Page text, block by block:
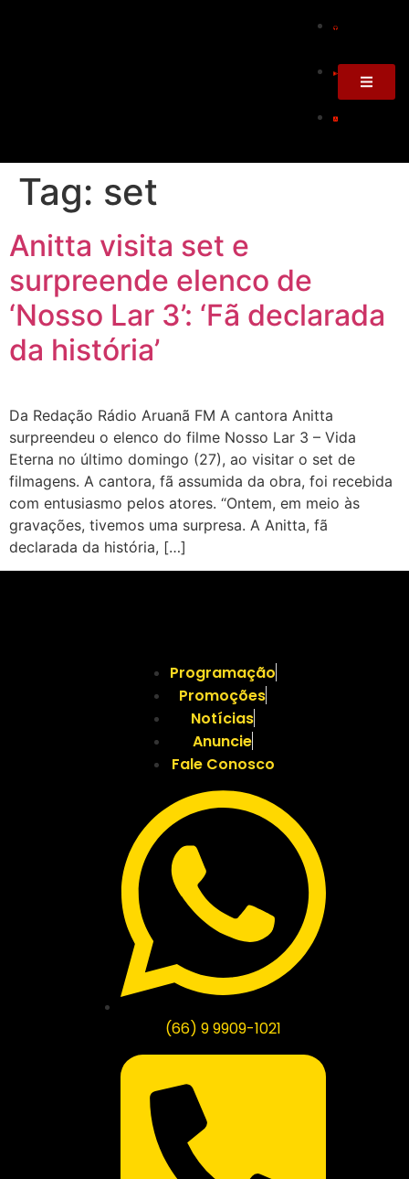
Tag: set
Anitta visita set e
surpreende elenco de
‘Nosso Lar 3’: ‘Fã declarada
da história’
Da Redação Rádio Aruanã FM A cantora Anitta
surpreendeu o elenco do filme Nosso Lar 3 – Vida
Eterna no último domingo (27), ao visitar o set de
filmagens. A cantora, fã assumida da obra, foi recebida
com entusiasmo pelos atores. “Ontem, em meio às
gravações, tivemos uma surpresa. A Anitta, fã
declarada da história, […]
Programação
Promoções
Notícias
Anuncie
Fale Conosco
(66) 9 9909-1021